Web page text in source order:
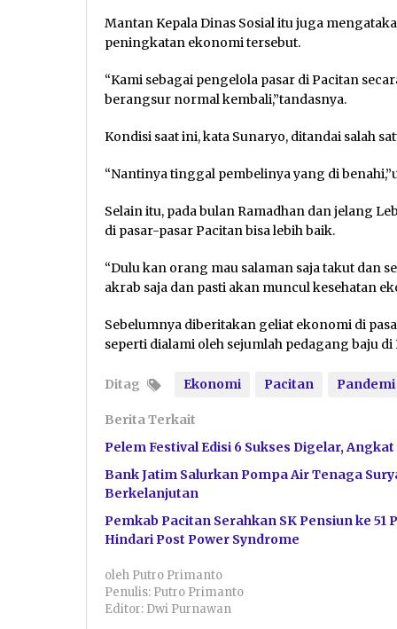
Mantan Kepala Dinas Sosial itu juga
peningkatan ekonomi tersebut.
“Kami sebagai pengelola pasar di Pacitan
berangsur normal kembali,”tandasnya.
Kondisi saat ini, kata Sunaryo, ditandai salah
“Nantinya tinggal pembelinya yang di
Selain itu, pada bulan Ramadhan dan jelang
di pasar-pasar Pacitan bisa lebih baik.
“Dulu kan orang mau salaman saja takut dan
akrab saja dan pasti akan muncul kesehatan
Sebelumnya diberitakan geliat ekonomi di
seperti dialami oleh sejumlah pedagang baju
Ditag Ekonomi Pacitan Pandemi
Berita Terkait
Pelem Festival Edisi 6 Sukses Digelar,
Bank Jatim Salurkan Pompa Air Tenaga
Berkelanjutan
Pemkab Pacitan Serahkan SK Pensiun ke
Hindari Post Power Syndrome
oleh Putro Primanto
Penulis: Putro Primanto
Editor: Dwi Purnawan